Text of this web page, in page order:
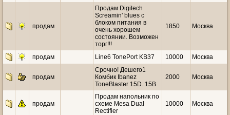
продам
Продам Digitech
Screamin' blues с
блоком питания в
очень хорошем
состоянии. Возможен
торг!!!
1850 Москва
продам Line6 TonePort KB37 10000 Москва
продам
Срочно! Дешего1
Комбик Ibanez
ToneBlaster 15D. 15В
2000 Москва
продам
Продам напольник по
схеме Mesa Dual
Rectifier
10000 Москва